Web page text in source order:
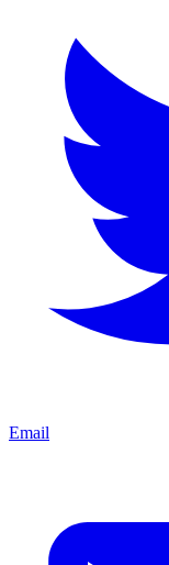
Email